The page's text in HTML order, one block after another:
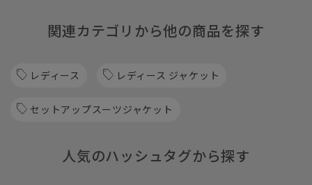
関連カテゴリから他の商品を探す
レディース レディース ジャケット
セットアップスーツジャケット
人気のハッシュタグから探す